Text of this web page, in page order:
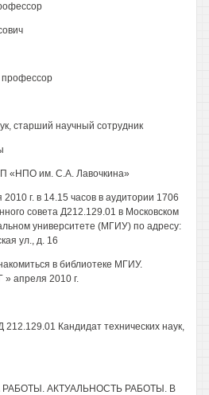
профессор
старший научный сотрудник
«НПО им. С.А. Лавочкина»
г. в 14.15 часов в аудитории 1706
совета Д212.129.01 в Московском
университете (МГИУ) по адресу:
ул., д. 16
в библиотеке МГИУ.
» апреля 2010 г.
Кандидат технических наук,
АКТУАЛЬНОСТЬ РАБОТЫ. В